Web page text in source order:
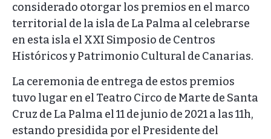
considerado otorgar los premios en el marco
territorial de la isla de La Palma al celebrarse
en esta isla el XXI Simposio de Centros
Históricos y Patrimonio Cultural de Canarias.
La ceremonia de entrega de estos premios
tuvo lugar en el Teatro Circo de Marte de Santa
Cruz de La Palma el 11 de junio de 2021 a las 11h,
estando presidida por el Presidente del